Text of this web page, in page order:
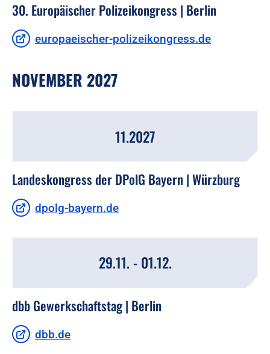
30. Europäischer Polizeikongress | Berlin
europaeischer-polizeikongress.de
NOVEMBER 2027
11.2027
Landeskongress der DPolG Bayern | Würzburg
dpolg-bayern.de
29.11. - 01.12.
dbb Gewerkschaftstag | Berlin
dbb.de